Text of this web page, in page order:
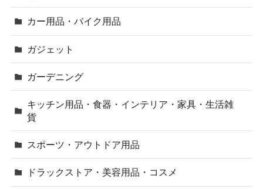
カー用品・バイク用品
ガジェット
ガーデニング
キッチン用品・食器・インテリア・家具・生活雑
貨
スポーツ・アウトドア用品
ドラックストア・美容用品・コスメ